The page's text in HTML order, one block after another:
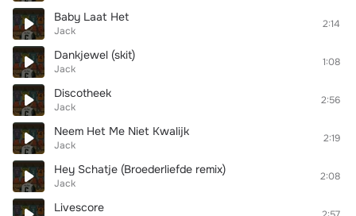
Baby Laat Het
Jack
2:14
Dankjewel (skit)
Jack
1:08
Discotheek
Jack
2:56
Neem Het Me Niet Kwalijk
Jack
2:19
Hey Schatje (Broederliefde remix)
Jack
2:08
Livescore